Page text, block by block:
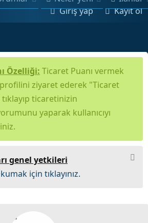
Giriş yap Kayıt ol
Özelliği: Ticaret Puanı vermek
ziyaret ederek "Ticaret
ticaretinizin
yaparak kullanıcıyı
genel yetkileri
için tıklayınız.